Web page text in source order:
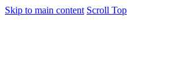
Skip to main content Scroll Top